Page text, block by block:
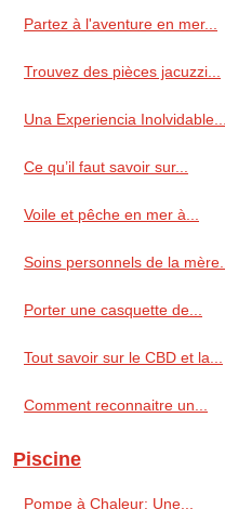
Partez à l'aventure en mer...
Trouvez des pièces jacuzzi...
Una Experiencia Inolvidable...
Ce qu’il faut savoir sur...
Voile et pêche en mer à...
Soins personnels de la mère...
Porter une casquette de...
Tout savoir sur le CBD et la...
Comment reconnaitre un...
Piscine
Pompe à Chaleur: Une...